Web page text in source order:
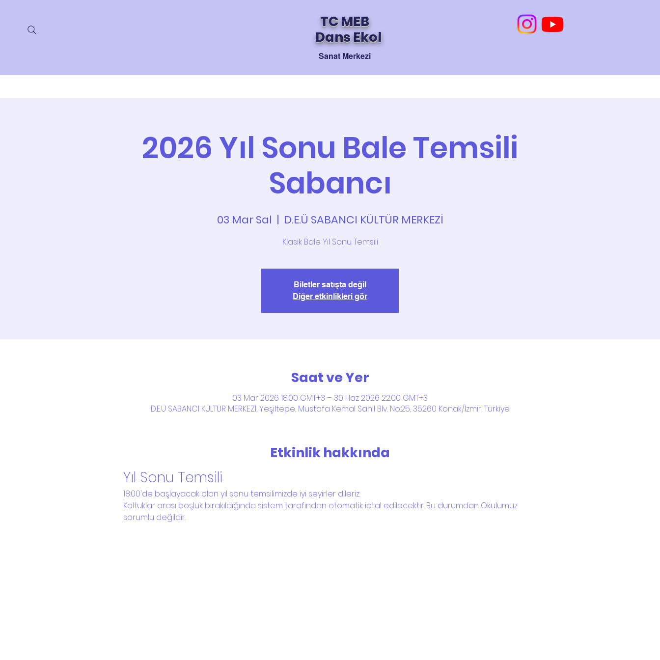
TC MEB
Dans Ekol
Sanat Merkezi
2026 Yıl Sonu Bale Temsili
Sabancı
03 Mar Sal
  |
D.E.Ü SABANCI KÜLTÜR MERKEZİ
Biletler satışta değil
Diğer etkinlikleri gör
Saat ve Yer
03 Mar 2026 18:00 GMT+3 – 30 Haz 2026 22:00 GMT+3
D.E.Ü SABANCI KÜLTÜR MERKEZİ, Yeşiltepe, Mustafa Kemal Sahil Blv. No:25, 35260 Konak/İzmir, Türkiye
Etkinlik hakkında
Yıl Sonu Temsili
18:00'de başlayacak olan yıl sonu temsilimizde iyi seyirler dileriz.
Koltuklar arası boşluk bırakıldığında sistem tarafından otomatik iptal edilecektir. Bu durumdan Okulumuz
sorumlu değildir.